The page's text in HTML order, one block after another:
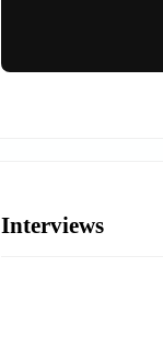
???? Explorer
Interviews